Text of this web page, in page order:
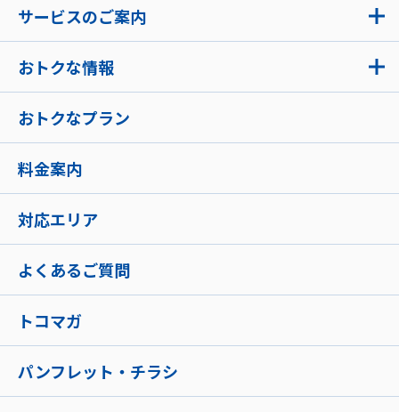
サービスのご案内
おトクな情報
おトクなプラン
料金案内
対応エリア
よくあるご質問
トコマガ
パンフレット・チラシ